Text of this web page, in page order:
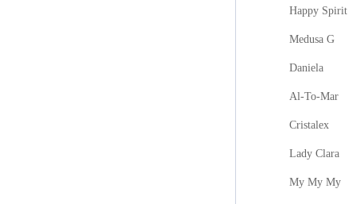
Happy Spirit
Medusa G
Daniela
Al-To-Mar
Cristalex
Lady Clara
My My My